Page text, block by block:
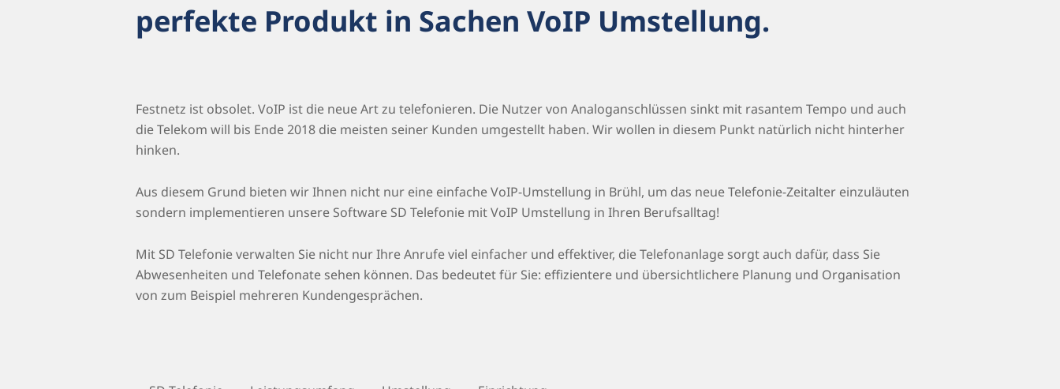
perfekte Produkt in Sachen VoIP Umstellung.
Festnetz ist obsolet. VoIP ist die neue Art zu telefonieren. Die Nutzer von Analoganschlüssen sinkt mit rasantem Tempo und auch
die Telekom will bis Ende 2018 die meisten seiner Kunden umgestellt haben. Wir wollen in diesem Punkt natürlich nicht hinterher
hinken.
Aus diesem Grund bieten wir Ihnen nicht nur eine einfache VoIP-Umstellung in Brühl, um das neue Telefonie-Zeitalter einzuläuten
sondern implementieren unsere Software SD Telefonie mit VoIP Umstellung in Ihren Berufsalltag!
Mit SD Telefonie verwalten Sie nicht nur Ihre Anrufe viel einfacher und effektiver, die Telefonanlage sorgt auch dafür, dass Sie
Abwesenheiten und Telefonate sehen können. Das bedeutet für Sie: effizientere und übersichtlichere Planung und Organisation
von zum Beispiel mehreren Kundengesprächen.